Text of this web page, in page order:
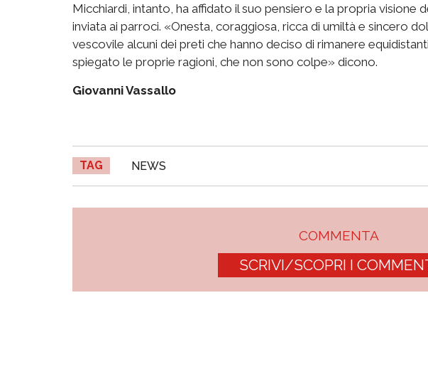
Micchiardi, intanto, ha affidato il suo pensiero e la propria visione
inviata ai parroci. «Onesta, coraggiosa, ricca di umiltà e sincero
vescovile alcuni dei preti che hanno deciso di rimanere
spiegato le proprie ragioni, che non sono colpe» dicono.
Giovanni Vassallo
TAG NEWS
COMMENTA
SCRIVI/SCOPRI I